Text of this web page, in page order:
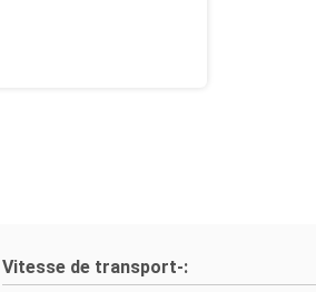
Vitesse de transport-: